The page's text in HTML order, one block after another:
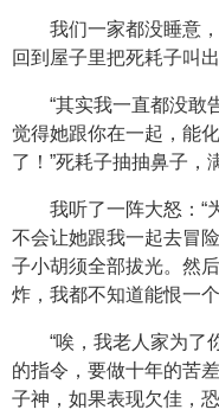
我们一家都没睡意
回到屋子里把死耗子叫
“其实我一直都没敢
觉得她跟你在一起，能
了！”死耗子抽抽鼻子，
我听了一阵大怒：“
不会让她跟我一起去冒
子小胡须全部拔光。然
炸，我都不知道能恨一
“唉，我老人家为了
的指令，要做十年的苦
子神，如果表现欠佳，